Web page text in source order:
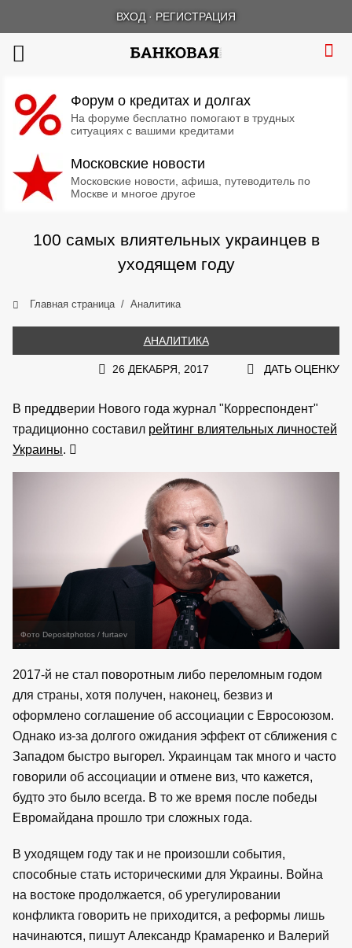
ВХОД · РЕГИСТРАЦИЯ
Форум о кредитах и долгах
На форуме бесплатно помогают в трудных
ситуациях с вашими кредитами
Московские новости
Московские новости, афиша, путеводитель по
Москве и многое другое
100 самых влиятельных украинцев в
уходящем году
Главная страница Аналитика
АНАЛИТИКА
26 ДЕКАБРЯ, 2017 ДАТЬ ОЦЕНКУ
В преддверии Нового года журнал "Корреспондент"
традиционно составил рейтинг влиятельных личностей
Украины.
Фото Depositphotos / furtaev
2017-й не стал поворотным либо переломным годом
для страны, хотя получен, наконец, безвиз и
оформлено соглашение об ассоциации с Евросоюзом.
Однако из-за долгого ожидания эффект от сближения с
Западом быстро выгорел. Украинцам так много и часто
говорили об ассоциации и отмене виз, что кажется,
будто это было всегда. В то же время после победы
Евромайдана прошло три сложных года.
В уходящем году так и не произошли события,
способные стать историческими для Украины. Война
на востоке продолжается, об урегулировании
конфликта говорить не приходится, а реформы лишь
начинаются, пишут Александр Крамаренко и Валерий